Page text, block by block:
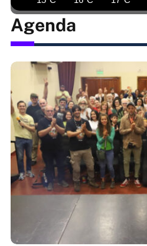
Agenda